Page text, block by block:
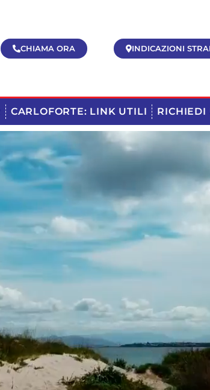
CHIAMA ORA INDICAZIONI
CARLOFORTE: LINK UTILI RICHIEDI